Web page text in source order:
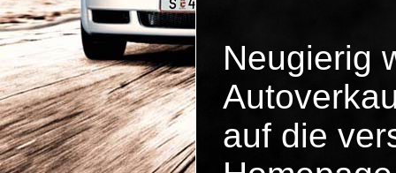
Neugierig
auf die